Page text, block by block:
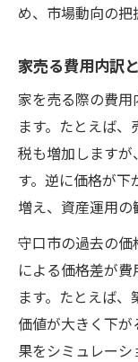
め、市場動向の把
家売る費用内訳
家を売る際の費
ます。たとえば
税も増加します
す。逆に価格が
増え、資産運用の
守口市の過去の
による価格差が
ます。たとえば
価値が大きく下
果をシミュレー